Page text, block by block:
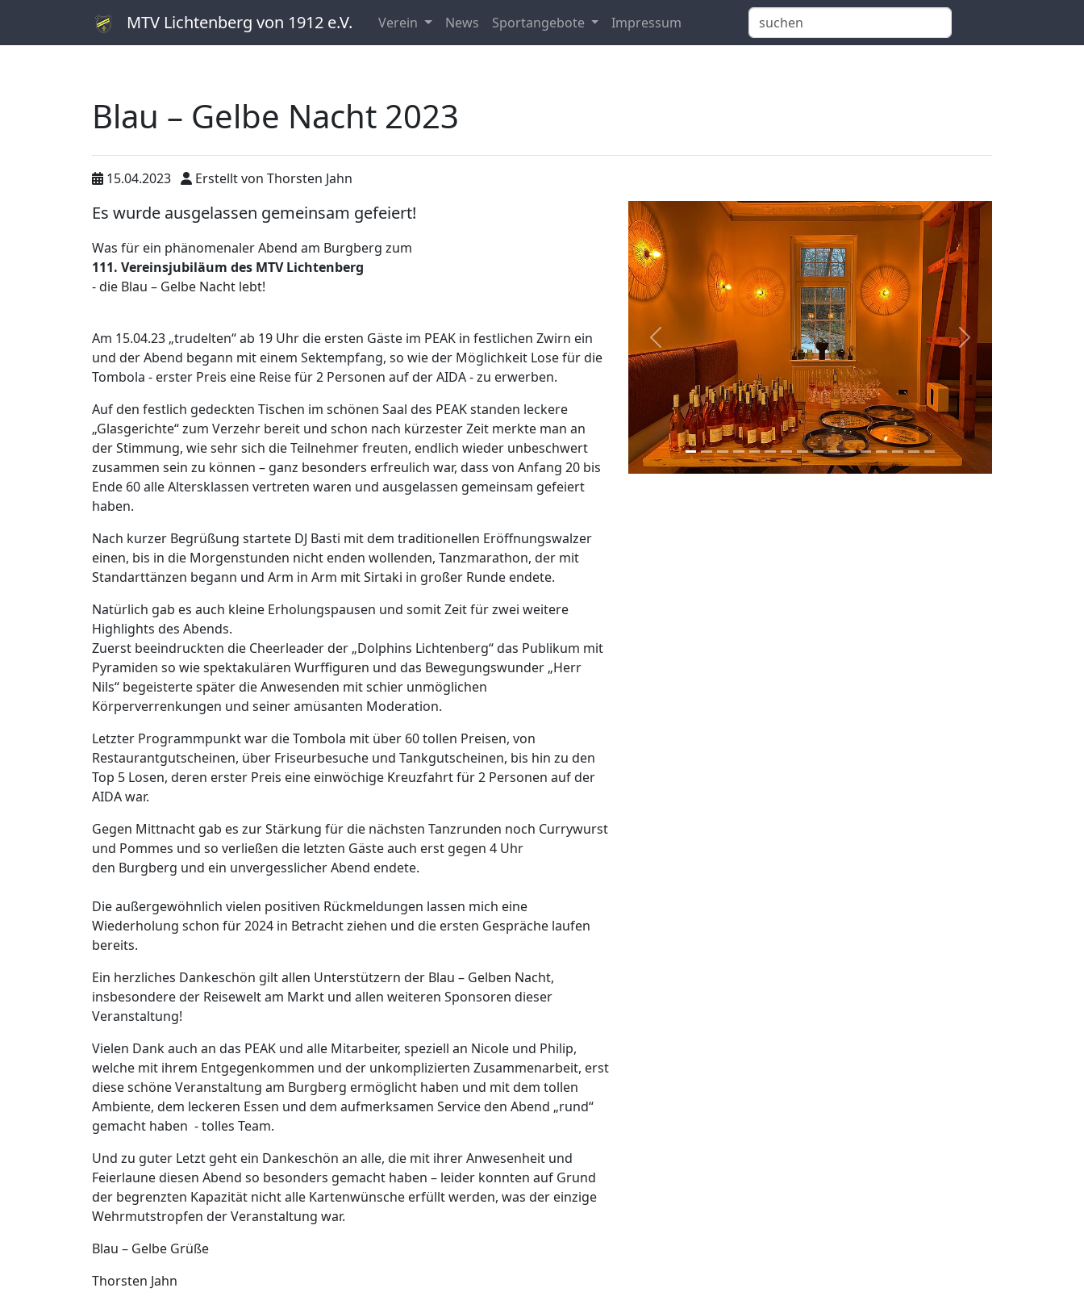
MTV Lichtenberg von 1912 e.V. Verein News Sportangebote Impressum
Blau – Gelbe Nacht 2023
15.04.2023 Erstellt von Thorsten Jahn
Es wurde ausgelassen gemeinsam gefeiert!
Was für ein phänomenaler Abend am Burgberg zum
111. Vereinsjubiläum des MTV Lichtenberg
- die Blau – Gelbe Nacht lebt!
Am 15.04.23 „trudelten“ ab 19 Uhr die ersten Gäste im PEAK in festlichen Zwirn ein
und der Abend begann mit einem Sektempfang, so wie der Möglichkeit Lose für die
Tombola - erster Preis eine Reise für 2 Personen auf der AIDA - zu erwerben.
Auf den festlich gedeckten Tischen im schönen Saal des PEAK standen leckere
„Glasgerichte“ zum Verzehr bereit und schon nach kürzester Zeit merkte man an
der Stimmung, wie sehr sich die Teilnehmer freuten, endlich wieder unbeschwert
zusammen sein zu können – ganz besonders erfreulich war, dass von Anfang 20 bis
Ende 60 alle Altersklassen vertreten waren und ausgelassen gemeinsam gefeiert
haben.
Nach kurzer Begrüßung startete DJ Basti mit dem traditionellen Eröffnungswalzer
einen, bis in die Morgenstunden nicht enden wollenden, Tanzmarathon, der mit
Standarttänzen begann und Arm in Arm mit Sirtaki in großer Runde endete.
Natürlich gab es auch kleine Erholungspausen und somit Zeit für zwei weitere
Highlights des Abends.
Zuerst beeindruckten die Cheerleader der „Dolphins Lichtenberg“ das Publikum mit
Pyramiden so wie spektakulären Wurffiguren und das Bewegungswunder „Herr
Nils“ begeisterte später die Anwesenden mit schier unmöglichen
Körperverrenkungen und seiner amüsanten Moderation.
Letzter Programmpunkt war die Tombola mit über 60 tollen Preisen, von
Restaurantgutscheinen, über Friseurbesuche und Tankgutscheinen, bis hin zu den
Top 5 Losen, deren erster Preis eine einwöchige Kreuzfahrt für 2 Personen auf der
AIDA war.
Gegen Mittnacht gab es zur Stärkung für die nächsten Tanzrunden noch Currywurst
und Pommes und so verließen die letzten Gäste auch erst gegen 4 Uhr
den Burgberg und ein unvergesslicher Abend endete.
Die außergewöhnlich vielen positiven Rückmeldungen lassen mich eine
Wiederholung schon für 2024 in Betracht ziehen und die ersten Gespräche laufen
bereits.
Ein herzliches Dankeschön gilt allen Unterstützern der Blau – Gelben Nacht,
insbesondere der Reisewelt am Markt und allen weiteren Sponsoren dieser
Veranstaltung!
Vielen Dank auch an das PEAK und alle Mitarbeiter, speziell an Nicole und Philip,
welche mit ihrem Entgegenkommen und der unkomplizierten Zusammenarbeit, erst
diese schöne Veranstaltung am Burgberg ermöglicht haben und mit dem tollen
Ambiente, dem leckeren Essen und dem aufmerksamen Service den Abend „rund“
gemacht haben - tolles Team.
Und zu guter Letzt geht ein Dankeschön an alle, die mit ihrer Anwesenheit und
Feierlaune diesen Abend so besonders gemacht haben – leider konnten auf Grund
der begrenzten Kapazität nicht alle Kartenwünsche erfüllt werden, was der einzige
Wehrmutstropfen der Veranstaltung war.
Blau – Gelbe Grüße
Thorsten Jahn
zurück weiter